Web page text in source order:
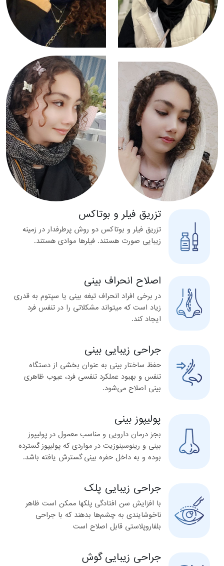
تزریق فیلر و بوتاکس
تزریق فیلر و بوتاکس دو روش پرطرفدار در زمینه
زیبایی صورت هستند. فیلرها موادی هستند.
اصلاح انحراف بینی
در برخی افراد انحراف تیغه بینی یا سپتوم به قدری
زیاد است که میتواند مشکلاتی را در تنفس فرد
ایجاد کند.
جراحی زیبایی بینی
حفظ ساختار بینی به عنوان بخشی از دستگاه
تنفس و بهبود عملکرد تنفسی فرد‌، عیوب ظاهری
بینی اصلاح می‌شود.
پولیپوز بینی
بجز درمان دارویی و مناسب معمول در پولیپوز
بینی و رینوسینوزیت در مواردی که پولیپوز گسترده
بوده و به داخل حفره بینی گسترش یافته باشد.
جراحی زیبایی پلک
با افزایش سن افتادگی پلکها ممکن است ظاهر
ناخوشایندی به چشم‌ها بدهند که با جراحی
بلفاروپلاستی قابل اصلاح است
جراحی زیبایی گوش